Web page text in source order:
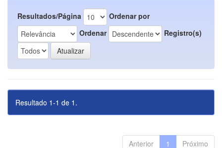
Resultados/Página
Ordenar por
Ordenar
Registro(s)
Resultado 1-1 de 1.
Anterior 1 Próximo